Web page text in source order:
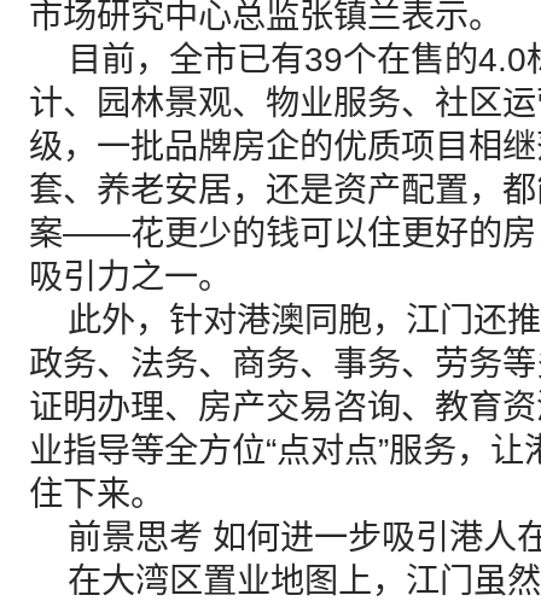
市场研究中心总监张镇兰表示。
目前，全市已有39个在售的4.0
计、园林景观、物业服务、社区
级，一批品牌房企的优质项目相
套、养老安居，还是资产配置，
案——花更少的钱可以住更好的房
吸引力之一。
此外，针对港澳同胞，江门还推
政务、法务、商务、事务、劳务
证明办理、房产交易咨询、教育
业指导等全方位“点对点”服务，
住下来。
前景思考 如何进一步吸引港人
在大湾区置业地图上，江门虽